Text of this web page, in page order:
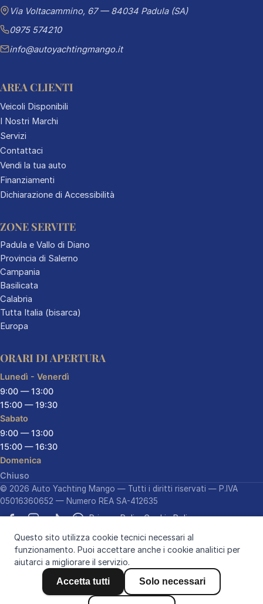
Via Voltacammino, 67 — 84034 Padula (SA)
0975 574210
info@autoyachtingmango.it
AREA CLIENTI
Veicoli Disponibili
I Nostri Marchi
Servizi
Contattaci
Vendi la tua auto
Finanziamenti
Dichiarazione di Accessibilità
ZONE SERVITE
Padula e Vallo di Diano
Provincia di Salerno
Campania
Basilicata
Calabria
Tutta Italia (bisarca)
Europa
ORARI DI APERTURA
Lunedì - Venerdì
9:00 — 13:00
15:00 — 19:30
Sabato
9:00 — 13:00
15:00 — 16:30
Domenica
Chiuso
© 2026 Auto Yachting Mango — Tutti i diritti riservati — P.IVA
05016360652 — Numero REA SA-412635
Privacy PolicyCookie Policy
Design & Development by
Questo sito utilizza cookie tecnici necessari al
funzionamento. Puoi accettare anche i cookie analitici per
aiutarci a migliorare il servizio.
Accetta tutti
Solo necessari